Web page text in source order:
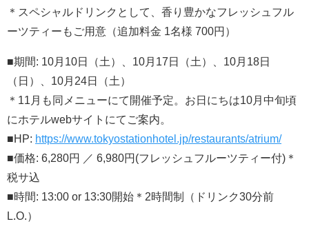
＊スペシャルドリンクとして、香り豊かなフレッシュフル
ーツティーもご用意（追加料金 1名様 700円）
■期間: 10月10日（土）、10月17日（土）、10月18日
（日）、10月24日（土）
＊11月も同メニューにて開催予定。お日にちは10月中旬頃
にホテルwebサイトにてご案内。
■HP: https://www.tokyostationhotel.jp/restaurants/atrium/
■価格: 6,280円 ／ 6,980円(フレッシュフルーツティー付)＊
税サ込
■時間: 13:00 or 13:30開始＊2時間制（ドリンク30分前
L.O.）